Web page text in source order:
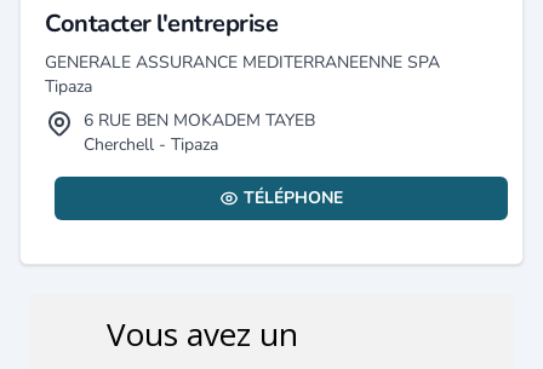
Contacter l'entreprise
GENERALE ASSURANCE MEDITERRANEENNE SPA
Tipaza
6 RUE BEN MOKADEM TAYEB
Cherchell - Tipaza
TÉLÉPHONE